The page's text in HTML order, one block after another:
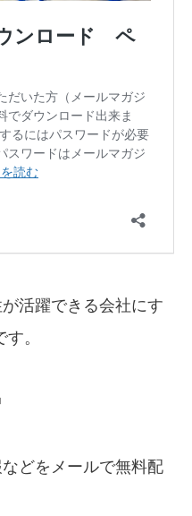
活躍できる会社にす
。
どをメールで無料配